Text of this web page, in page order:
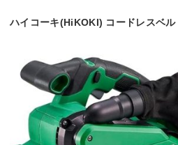
ハイコーキ(HiKOKI) コードレスベ